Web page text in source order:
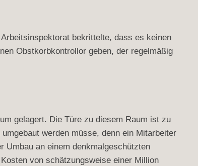
bekrittelte, dass es keinen
Obstkorbkontrollor geben, der regelmäßig
gelagert. Die Türe zu diesem Raum ist zu
werden müsse, denn ein Mitarbeiter
Umbau an einem denkmalgeschützten
von schätzungsweise einer Million